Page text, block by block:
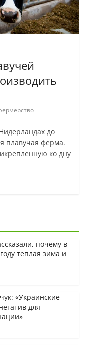
до
плавучая ферма.
ко дну
почему в
теплая зима и
«Украинские
для